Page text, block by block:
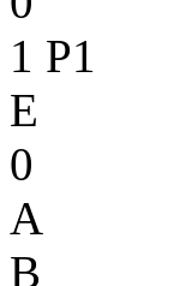
1 P1
E
0
A
B